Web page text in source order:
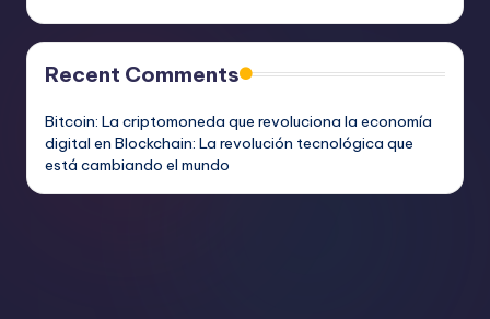
Recent Comments
Bitcoin: La criptomoneda que revoluciona la economía
digital en Blockchain: La revolución tecnológica que
está cambiando el mundo